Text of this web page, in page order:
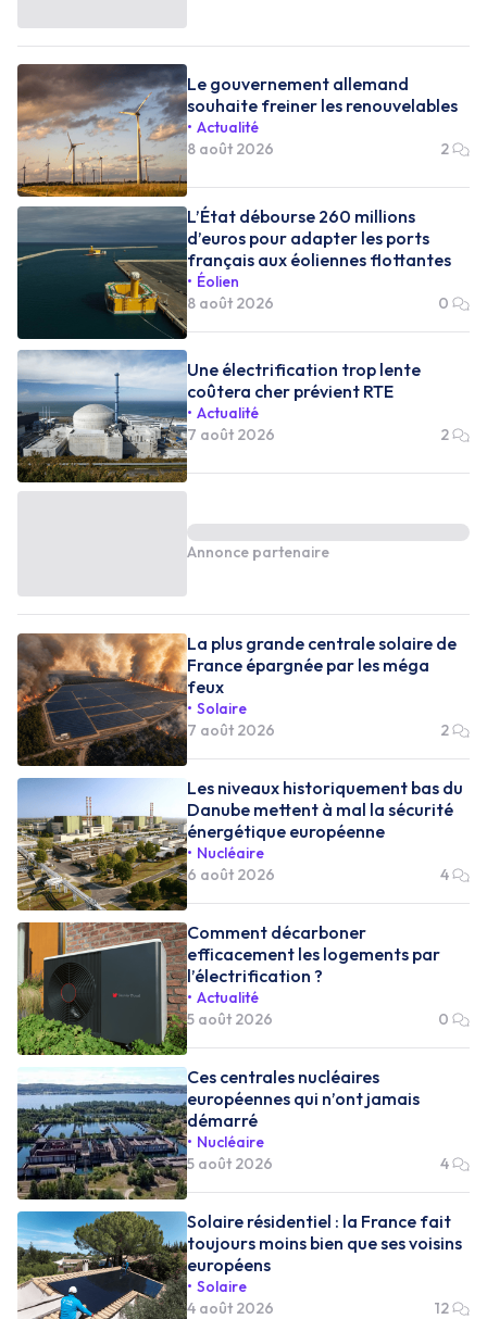
Le gouvernement allemand
souhaite freiner les renouvelables
Actualité
8 août 2026
2
L’État débourse 260 millions
d’euros pour adapter les ports
français aux éoliennes flottantes
Éolien
8 août 2026
0
Une électrification trop lente
coûtera cher prévient RTE
Actualité
7 août 2026
2
Annonce partenaire
La plus grande centrale solaire de
France épargnée par les méga
feux
Solaire
7 août 2026
2
Les niveaux historiquement bas du
Danube mettent à mal la sécurité
énergétique européenne
Nucléaire
6 août 2026
4
Comment décarboner
efficacement les logements par
l’électrification ?
Actualité
5 août 2026
0
Ces centrales nucléaires
européennes qui n’ont jamais
démarré
Nucléaire
5 août 2026
4
Solaire résidentiel : la France fait
toujours moins bien que ses voisins
européens
Solaire
4 août 2026
12